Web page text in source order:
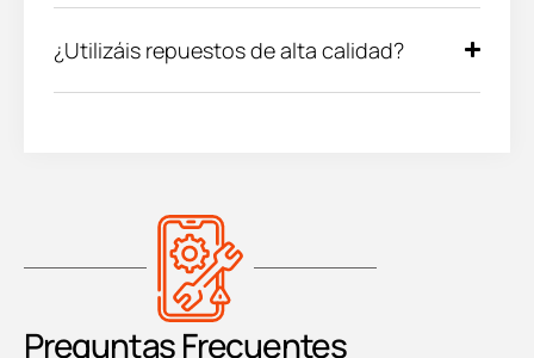
¿Utilizáis repuestos de alta calidad?
Preguntas Frecuentes